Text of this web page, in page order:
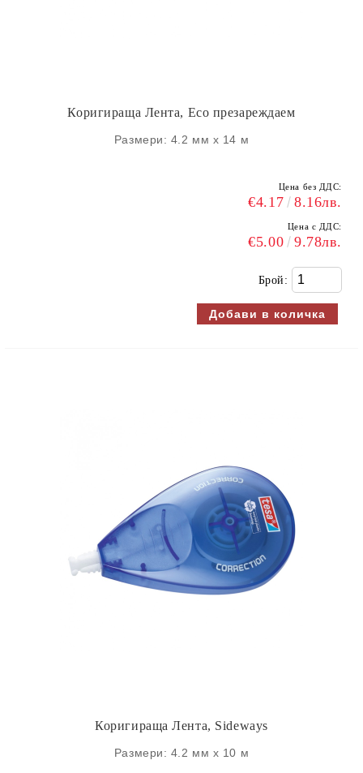
Коригираща Лента, Eco презареждаем
Размери: 4.2 мм х 14 м
Цена без ДДС:
€4.17 8.16лв.
Цена с ДДС:
€5.00 9.78лв.
Брой:
Коригираща Лента, Sideways
Размери: 4.2 мм х 10 м